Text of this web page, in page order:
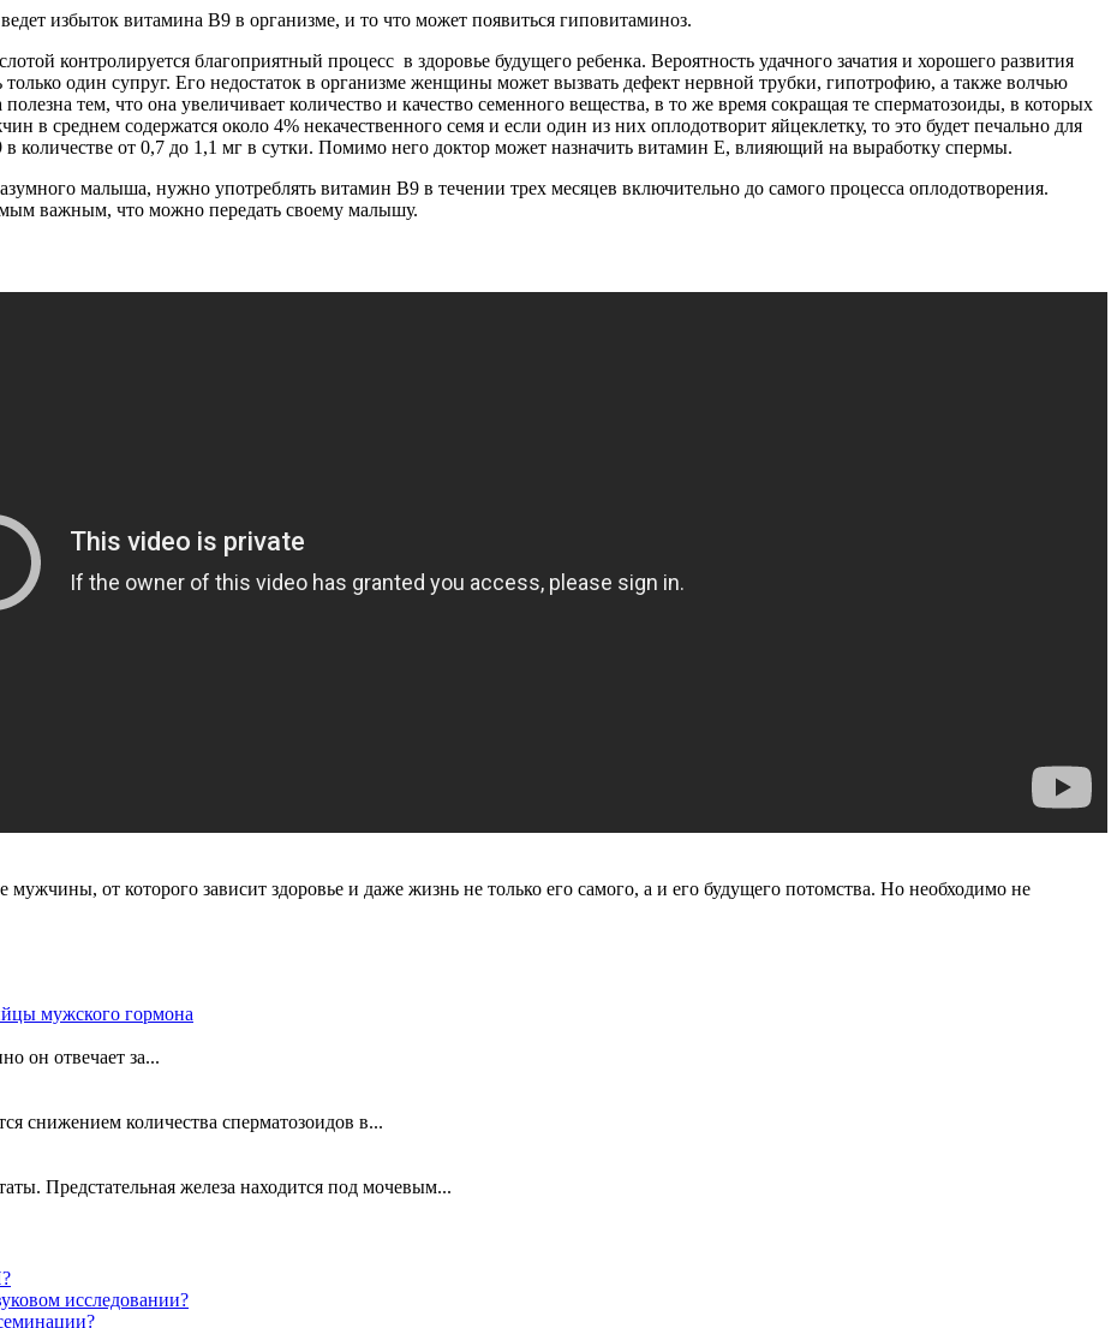
избыток витамина В9 в организме, и то что может появиться гиповитаминоз.
контролируется благоприятный процесс в здоровье будущего ребенка. Вероятность удачного зачатия и хорошего развития
только один супруг. Его недостаток в организме женщины может вызвать дефект нервной трубки, гипотрофию, а также волчью
тем, что она увеличивает количество и качество семенного вещества, в то же время сокращая те сперматозоиды, в которых
в среднем содержатся около 4% некачественного семя и если один из них оплодотворит яйцеклетку, то это будет печально для
количестве от 0,7 до 1,1 мг в сутки. Помимо него доктор может назначить витамин Е, влияющий на выработку спермы.
малыша, нужно употреблять витамин В9 в течении трех месяцев включительно до самого процесса оплодотворения.
важным, что можно передать своему малышу.
от которого зависит здоровье и даже жизнь не только его самого, а и его будущего потомства. Но необходимо не
мужского гормона
он отвечает за...
снижением количества сперматозоидов в...
Предстательная железа находится под мочевым...
исследовании?